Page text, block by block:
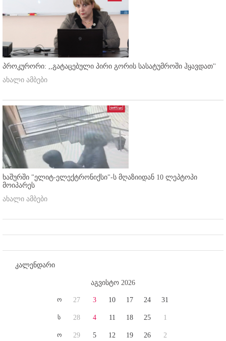
პროკურორი: ,,გატაცებული პირი გორის სასატუმროში ჰყავდათ''
ახალი ამბები
ხაშურში "ელიტ-ელექტრონიქსი"-ს მღაზიიდან 10 ლეპტოპი
მოიპარეს
ახალი ამბები
კალენდარი
აგვისტო 2026
ო
ს
ო
27
28
29
3
4
5
10
11
12
17
18
19
24
25
26
31
1
2